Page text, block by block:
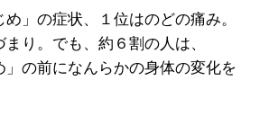
」の症状、１位はのどの痛み。
り。でも、約６割の人は、
」の前になんらかの身体の変化を